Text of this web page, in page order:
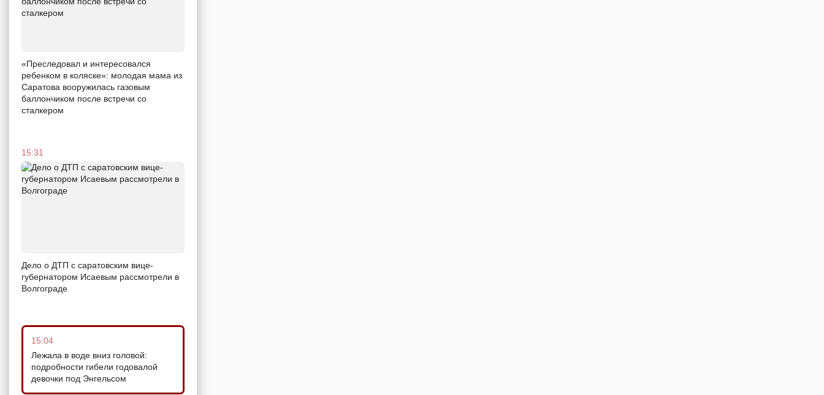
«Преследовал и интересовался
ребенком в коляске»: молодая мама из
Саратова вооружилась газовым
баллончиком после встречи со
сталкером
15:31
Дело о ДТП с саратовским вице-
губернатором Исаевым рассмотрели в
Волгограде
15:04
Лежала в воде вниз головой:
подробности гибели годовалой
девочки под Энгельсом